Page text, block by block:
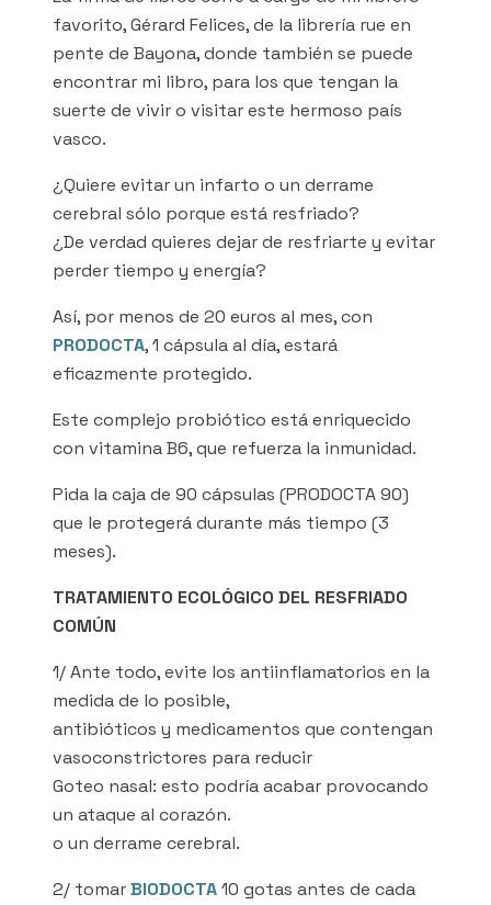
favorito, Gérard Felices, de la librería rue en
pente de Bayona, donde también se puede
encontrar mi libro, para los que tengan la
suerte de vivir o visitar este hermoso país
vasco.
¿Quiere evitar un infarto o un derrame
cerebral sólo porque está resfriado?
¿De verdad quieres dejar de resfriarte y evitar
perder tiempo y energía?
Así, por menos de 20 euros al mes, con
PRODOCTA, 1 cápsula al día, estará
eficazmente protegido.
Este complejo probiótico está enriquecido
con vitamina B6, que refuerza la inmunidad.
Pida la caja de 90 cápsulas (PRODOCTA 90)
que le protegerá durante más tiempo (3
meses).
TRATAMIENTO ECOLÓGICO DEL RESFRIADO
COMÚN
1/ Ante todo, evite los antiinflamatorios en la
medida de lo posible,
antibióticos y medicamentos que contengan
vasoconstrictores para reducir
Goteo nasal: esto podría acabar provocando
un ataque al corazón.
o un derrame cerebral.
2/ tomarBIODOCTA10 gotas antes de cada